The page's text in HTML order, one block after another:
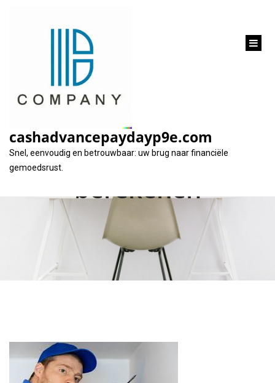
cashadvancepaydayp9e.com
Snel, eenvoudig en betrouwbaar: uw brug naar financiële
gemoedsrust.
Een lening simuleren:
de beste manier om
uw leningkosten te
berekenen